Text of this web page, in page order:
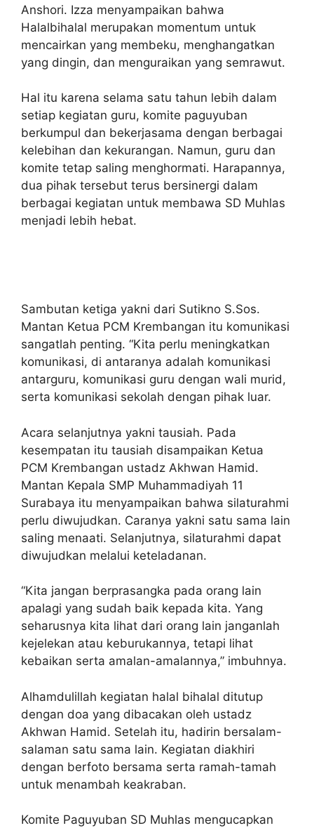
Anshori. Izza menyampaikan bahwa
Halalbihalal merupakan momentum untuk
mencairkan yang membeku, menghangatkan
yang dingin, dan menguraikan yang semrawut.
Hal itu karena selama satu tahun lebih dalam
setiap kegiatan guru, komite paguyuban
berkumpul dan bekerjasama dengan berbagai
kelebihan dan kekurangan. Namun, guru dan
komite tetap saling menghormati. Harapannya,
dua pihak tersebut terus bersinergi dalam
berbagai kegiatan untuk membawa SD Muhlas
menjadi lebih hebat.
Sambutan ketiga yakni dari Sutikno S.Sos.
Mantan Ketua PCM Krembangan itu komunikasi
sangatlah penting. “Kita perlu meningkatkan
komunikasi, di antaranya adalah komunikasi
antarguru, komunikasi guru dengan wali murid,
serta komunikasi sekolah dengan pihak luar.
Acara selanjutnya yakni tausiah. Pada
kesempatan itu tausiah disampaikan Ketua
PCM Krembangan ustadz Akhwan Hamid.
Mantan Kepala SMP Muhammadiyah 11
Surabaya itu menyampaikan bahwa silaturahmi
perlu diwujudkan. Caranya yakni satu sama lain
saling menaati. Selanjutnya, silaturahmi dapat
diwujudkan melalui keteladanan.
“Kita jangan berprasangka pada orang lain
apalagi yang sudah baik kepada kita. Yang
seharusnya kita lihat dari orang lain janganlah
kejelekan atau keburukannya, tetapi lihat
kebaikan serta amalan-amalannya,” imbuhnya.
Alhamdulillah kegiatan halal bihalal ditutup
dengan doa yang dibacakan oleh ustadz
Akhwan Hamid. Setelah itu, hadirin bersalam-
salaman satu sama lain. Kegiatan diakhiri
dengan berfoto bersama serta ramah-tamah
untuk menambah keakraban.
Komite Paguyuban SD Muhlas mengucapkan